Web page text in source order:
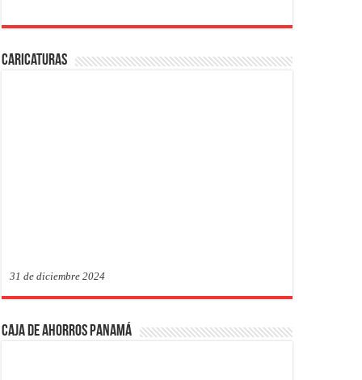
Caricaturas
31 de diciembre 2024
Caja de Ahorros Panamá